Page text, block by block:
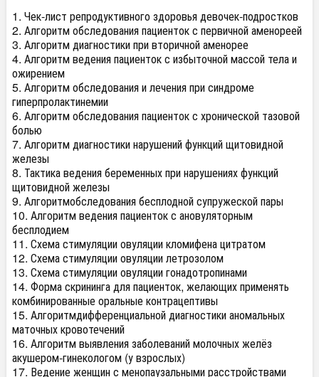
1. Чек-лист репродуктивного здоровья девочек-подростков
2. Алгоритм обследования пациенток с первичной аменореей
3. Алгоритм диагностики при вторичной аменорее
4. Алгоритм ведения пациенток с избыточной массой тела и
ожирением
5. Алгоритм обследования и лечения при синдроме
гиперпролактинемии
6. Алгоритм обследования пациенток с хронической тазовой
болью
7. Алгоритм диагностики нарушений функций щитовидной
железы
8. Тактика ведения беременных при нарушениях функций
щитовидной железы
9. Алгоритмобследования бесплодной супружеской пары
10. Алгоритм ведения пациенток с ановуляторным
бесплодием
11. Схема стимуляции овуляции кломифена цитратом
12. Схема стимуляции овуляции летрозолом
13. Схема стимуляции овуляции гонадотропинами
14. Форма скрининга для пациенток, желающих применять
комбинированные оральные контрацептивы
15. Алгоритмдифференциальной диагностики аномальных
маточных кровотечений
16. Алгоритм выявления заболеваний молочных желёз
акушером-гинекологом (у взрослых)
17. Ведение женщин с менопаузальными расстройствами